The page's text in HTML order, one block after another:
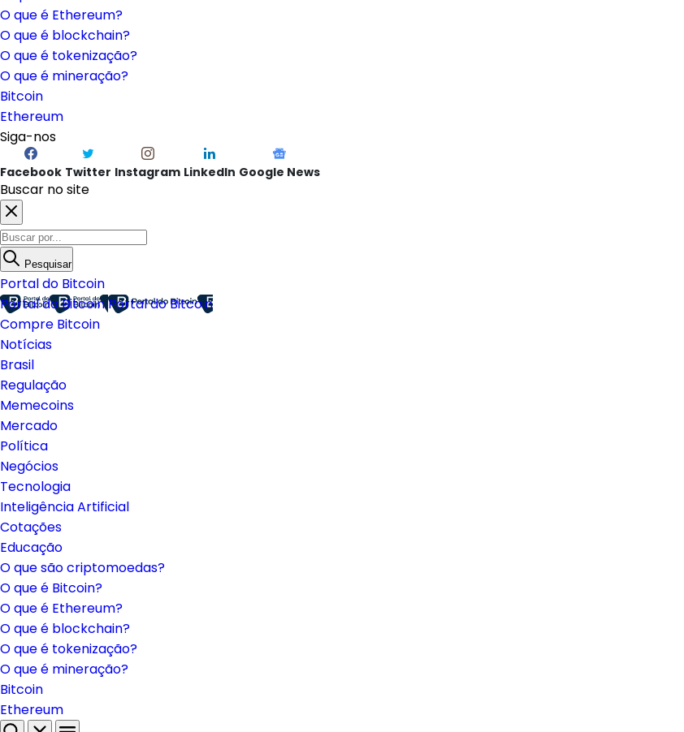
O que é Ethereum?
O que é blockchain?
O que é tokenização?
O que é mineração?
Bitcoin
Ethereum
Siga-nos
Facebook Twitter Instagram LinkedIn Google News
Buscar no site
Pesquisar
Portal do Bitcoin
Portal do BitcoinPortal do Bitcoin
Compre Bitcoin
Notícias
Brasil
Regulação
Memecoins
Mercado
Política
Negócios
Tecnologia
Inteligência Artificial
Cotações
Educação
O que são criptomoedas?
O que é Bitcoin?
O que é Ethereum?
O que é blockchain?
O que é tokenização?
O que é mineração?
Bitcoin
Ethereum